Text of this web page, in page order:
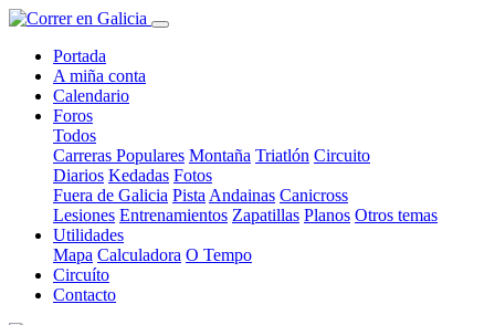
Portada
A miña conta
Calendario
Foros
Todos
Carreras Populares Montaña Triatlón Circuito
Diarios Kedadas Fotos
Fuera de Galicia Pista Andainas Canicross
Lesiones Entrenamientos Zapatillas Planos Otros temas
Utilidades
Mapa Calculadora O Tempo
Circuíto
Contacto